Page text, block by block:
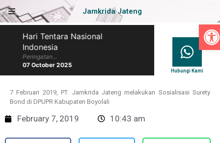
Jamkrida Jateng
Hari Tentara Nasional
Indonesia
Peringatan...
07 October 2025
Hari Batik Nasional
Hubungi Kami
7 Februari 2019, PT. Jamkrida Jateng melakukan Sosialisasi Surety
Bond di DPUPR Kabupaten Boyolali
February 7, 2019 10:43 am